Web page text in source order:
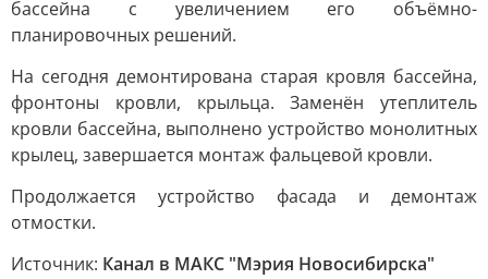
бассейна с увеличением его объёмно-
планировочных решений.
На сегодня демонтирована старая кровля бассейна,
фронтоны кровли, крыльца. Заменён утеплитель
кровли бассейна, выполнено устройство монолитных
крылец, завершается монтаж фальцевой кровли.
Продолжается устройство фасада и демонтаж
отмостки.
Источник: Канал в МАКС "Мэрия Новосибирска"